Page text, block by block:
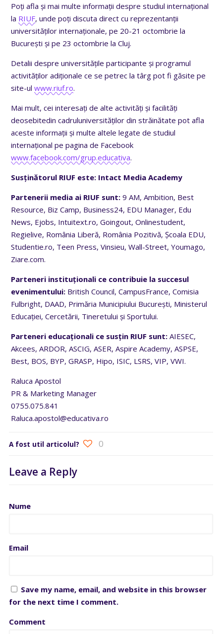
Poți afla și mai multe informații despre studiul internațional
la RIUF, unde poți discuta direct cu reprezentanții
universităților internaționale, pe 20-21 octombrie la
București și pe 23 octombrie la Cluj.
Detalii despre universitățile participante și programul
activităților adiționale ce se petrec la târg pot fi găsite pe
site-ulwww.riuf.ro.
Mai mult, cei interesați de alte activități și facilități
deosebitedin cadruluniversităților din străinătate pot afla
aceste informații și multe altele legate de studiul
internațional pe pagina de Facebook
www.facebook.com/grup.educativa.
Susținătorul RIUF este: Intact Media Academy
Partenerii media ai RIUF sunt: 9 AM, Ambition, Best
Resource, Biz Camp, Business24, EDU Manager, Edu
News, Ejobs, Intuitext.ro, Goingout, Onlinestudent,
Regielive, România Liberă, România Pozitivă, Școala EDU,
Studentie.ro, Teen Press, Vinsieu, Wall-Street, Youmago,
Ziare.com.
Parteneri instituționali ce contribuie la succesul
evenimentului: British Council, CampusFrance, Comisia
Fulbright, DAAD, Primăria Municipiului București, Ministerul
Educației, Cercetării, Tineretului și Sportului.
Parteneri educaționali ce susțin RIUF sunt: AIESEC,
Akcees, ARDOR, ASCIG, ASER, Aspire Academy, ASPSE,
Best, BOS, BYP, GRASP, Hipo, ISIC, LSRS, VIP, VWI.
Raluca Apostol
PR & Marketing Manager
0755.075.841
Raluca.apostol@educativa.ro
A fost util articolul? 0
Leave a Reply
Nume
Email
Save my name, email, and website in this browser
for the next time I comment.
Comment